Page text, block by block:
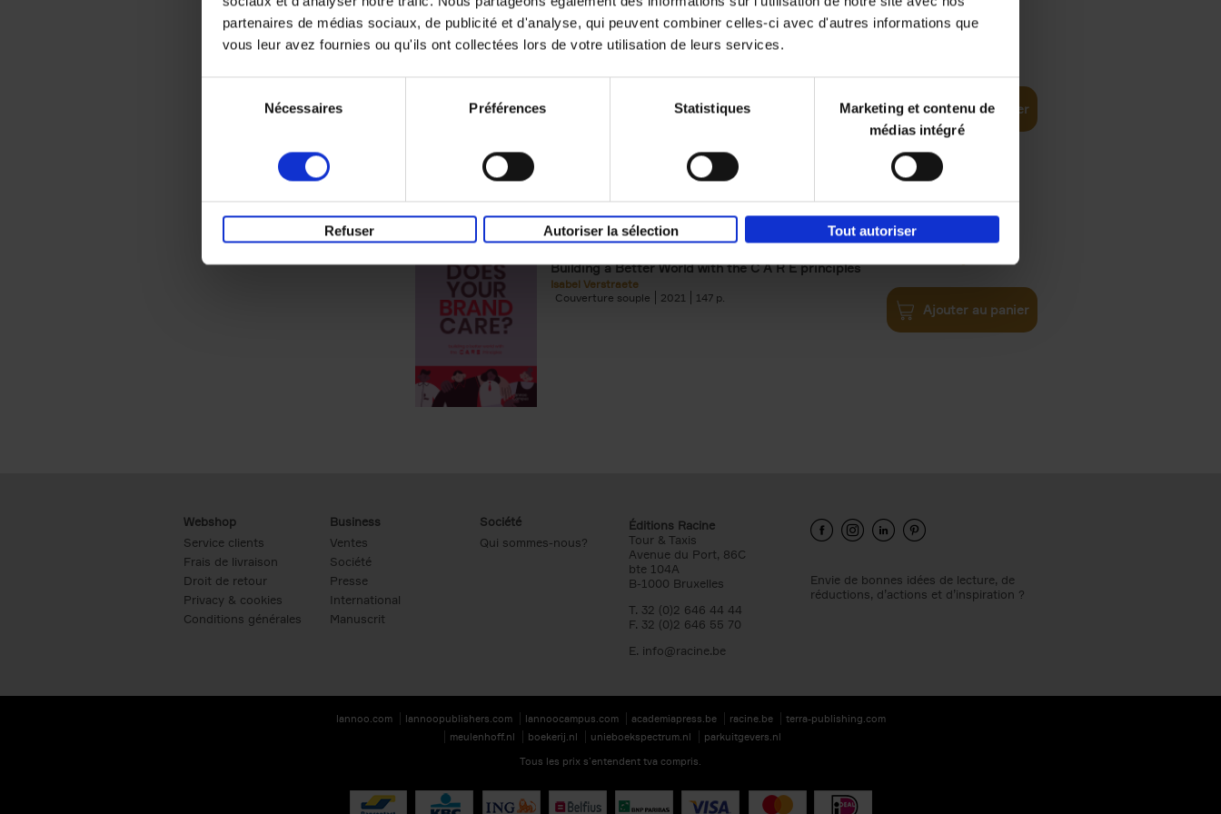
partenaires de médias sociaux, de publicité et d'analyse, qui peuvent combiner celles-ci avec d'autres informations que
vous leur avez fournies ou qu'ils ont collectées lors de votre utilisation de leurs services.
Nécessaires Préférences Statistiques
Marketing et contenu de
médias intégré
Refuser Autoriser la sélection Tout autoriser
Digital marketing like a PRO -
completely revised edition
Ajouter au panier
Does Your Brand Care?
Building a Better World with the C A R E principles
Isabel Verstraete
Couverture souple
2021 147
€34,99
Ajouter au panier
Webshop
Service clients
Frais de livraison
Droit de retour
Privacy & cookies
Conditions générales
Business
Ventes
Société
Presse
International
Manuscrit
Société
Qui sommes-nous?
Éditions Racine
Tour & Taxis
Avenue du Port, 86C
bte 104A
B-1000 Bruxelles
T. 32 (0)2 646 44 44
F. 32 (0)2 646 55 70
E. info@racine.be
Envie de bonnes idées de lecture, de
réductions, d’actions et d’inspiration ?
lannoo.com lannoopublishers.com lannoocampus.com academiapress.be racine.be
terra-publishing.com
meulenhoff.nl
boekerij.nl unieboekspectrum.nl
parkuitgevers.nl
Tous les prix s’entendent tva compris.